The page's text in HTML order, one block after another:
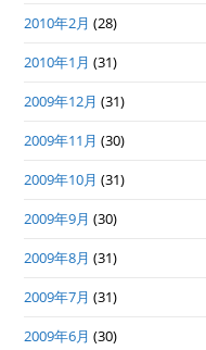
2010年2月 (28)
2010年1月 (31)
2009年12月 (31)
2009年11月 (30)
2009年10月 (31)
2009年9月 (30)
2009年8月 (31)
2009年7月 (31)
2009年6月 (30)